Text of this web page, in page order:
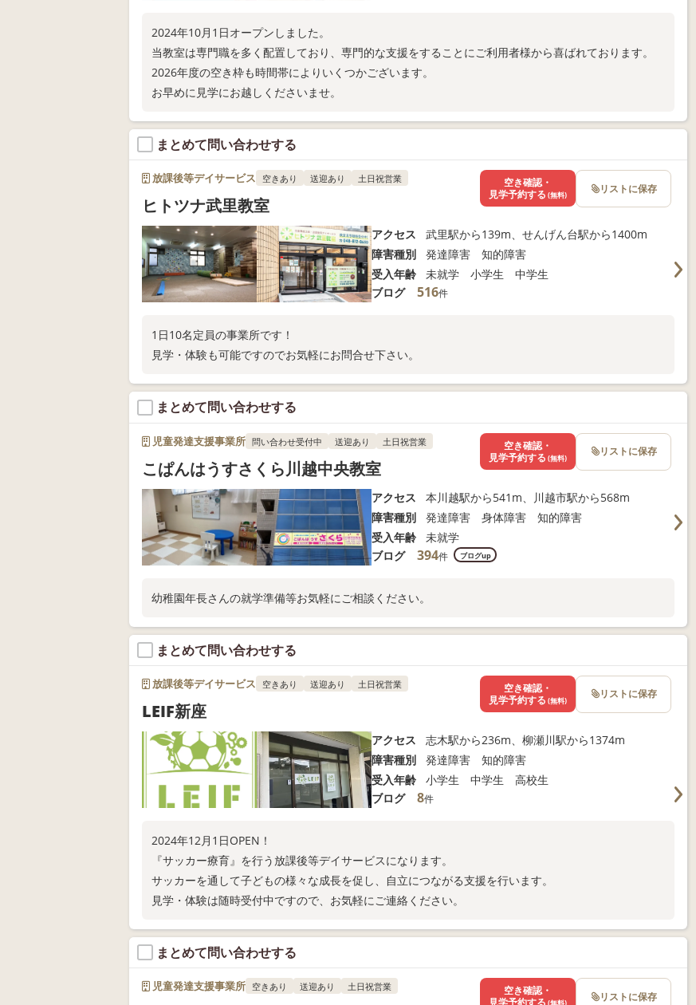
2024年10月1日オープンしました。
当教室は専門職を多く配置しており、専門的な支援をすることにご利用者様から喜ばれております。
2026年度の空き枠も時間帯によりいくつかございます。
お早めに見学にお越しくださいませ。
まとめて問い合わせする
放課後等デイサービス 空きあり 送迎あり 土日祝営業
ヒトツナ武里教室
アクセス
武里駅から139m、せんげん台駅から1400m
障害種別
発達障害 知的障害
受入年齢
未就学 小学生 中学生
ブログ
516件
1日10名定員の事業所です！
見学・体験も可能ですのでお気軽にお問合せ下さい。
空き確認・
見学予約する (無料) リストに保存
まとめて問い合わせする
児童発達支援事業所 問い合わせ受付中 送迎あり 土日祝営業
こぱんはうすさくら川越中央教室
アクセス
本川越駅から541m、川越市駅から568m
障害種別
発達障害 身体障害 知的障害
受入年齢
未就学
ブログ
394件 ブログup
幼稚園年長さんの就学準備等お気軽にご相談ください。
空き確認・
見学予約する (無料) リストに保存
まとめて問い合わせする
放課後等デイサービス 空きあり 送迎あり 土日祝営業
LEIF新座
アクセス
志木駅から236m、柳瀬川駅から1374m
障害種別
発達障害 知的障害
受入年齢
小学生 中学生 高校生
ブログ
8件
2024年12月1日OPEN！
『サッカー療育』を行う放課後等デイサービスになります。
サッカーを通して子どもの様々な成長を促し、自立につながる支援を行います。
見学・体験は随時受付中ですので、お気軽にご連絡ください。
空き確認・
見学予約する (無料) リストに保存
まとめて問い合わせする
児童発達支援事業所 空きあり 送迎あり 土日祝営業
空き確認・
見学予約する
リストに保存